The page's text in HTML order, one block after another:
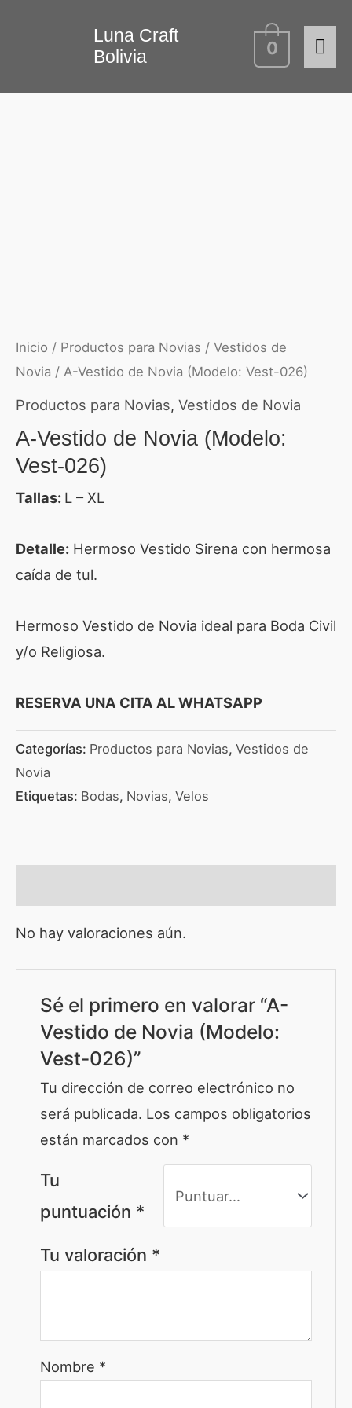
Luna Craft
Bolivia
0
Inicio / Productos para Novias / Vestidos de
Novia / A-Vestido de Novia (Modelo: Vest-026)
Productos para Novias, Vestidos de Novia
A-Vestido de Novia (Modelo:
Vest-026)
Tallas: L – XL
Detalle: Hermoso Vestido Sirena con hermosa
caída de tul.
Hermoso Vestido de Novia ideal para Boda Civil
y/o Religiosa.
RESERVA UNA CITA AL WHATSAPP
Categorías: Productos para Novias, Vestidos de
Novia
Etiquetas: Bodas, Novias, Velos
No hay valoraciones aún.
Sé el primero en valorar “A-
Vestido de Novia (Modelo:
Vest-026)”
Tu dirección de correo electrónico no
será publicada. Los campos obligatorios
están marcados con *
Tu
puntuación *
Tu valoración *
Nombre *